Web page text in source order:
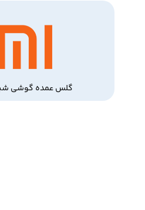
گلس عمده گوشی